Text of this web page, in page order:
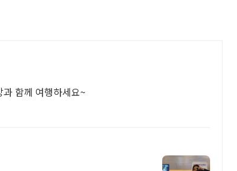
함께 여행하세요~